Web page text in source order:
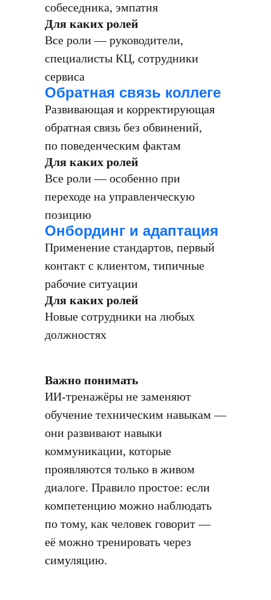
собеседника, эмпатия
Для каких ролей
Все роли — руководители,
специалисты КЦ, сотрудники
сервиса
Обратная связь коллеге
Развивающая и корректирующая
обратная связь без обвинений,
по поведенческим фактам
Для каких ролей
Все роли — особенно при
переходе на управленческую
позицию
Онбординг и адаптация
Применение стандартов, первый
контакт с клиентом, типичные
рабочие ситуации
Для каких ролей
Новые сотрудники на любых
должностях
Важно понимать
ИИ-тренажёры не заменяют
обучение техническим навыкам —
они развивают навыки
коммуникации, которые
проявляются только в живом
диалоге. Правило простое: если
компетенцию можно наблюдать
по тому, как человек говорит —
её можно тренировать через
симуляцию.